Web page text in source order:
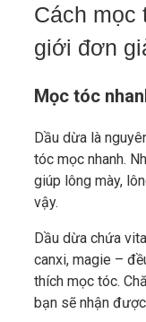
Cách mọc
giới đơn
Mọc tóc
Dầu dừa là
tóc mọc nhanh.
giúp lông mày,
vậy.
Dầu dừa chứa
canxi, magie –
thích mọc tóc.
bạn sẽ nhận